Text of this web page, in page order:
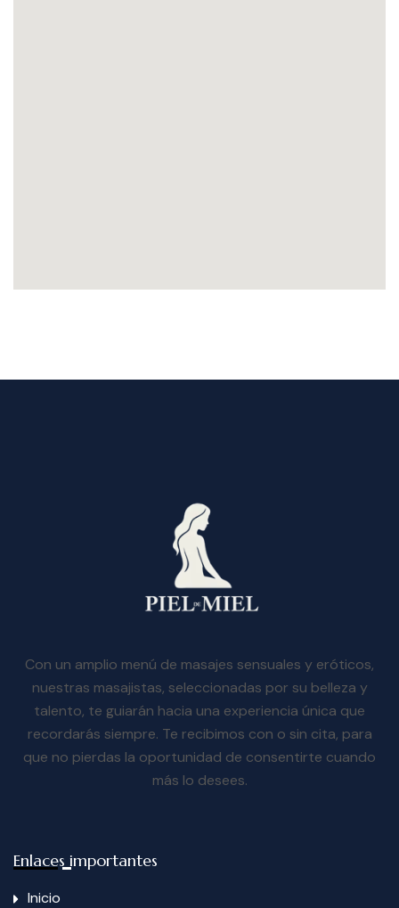
Con un amplio menú de masajes sensuales y eróticos,
nuestras masajistas, seleccionadas por su belleza y
talento, te guiarán hacia una experiencia única que
recordarás siempre. Te recibimos con o sin cita, para
que no pierdas la oportunidad de consentirte cuando
más lo desees.
Enlaces importantes
Inicio